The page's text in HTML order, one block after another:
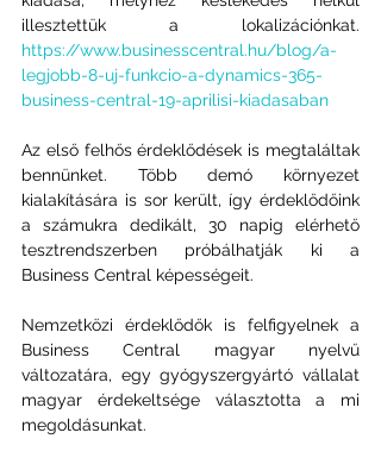
https://www.businesscentral.hu/blog/a-
legjobb-8-uj-funkcio-a-dynamics-365-
business-central-19-aprilisi-kiadasaban
Az első felhős érdeklődések is megtaláltak
bennünket. Több demó környezet
kialakítására is sor került, így érdeklődőink
a számukra dedikált, 30 napig elérhető
tesztrendszerben próbálhatják ki a
Business Central képességeit.
Nemzetközi érdeklődők is felfigyelnek a
Business Central magyar nyelvű
változatára, egy gyógyszergyártó vállalat
magyar érdekeltsége választotta a mi
megoldásunkat.